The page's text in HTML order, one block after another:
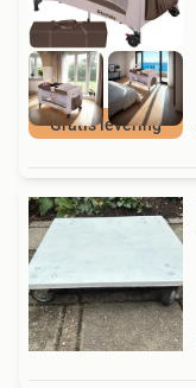
Gratis levering